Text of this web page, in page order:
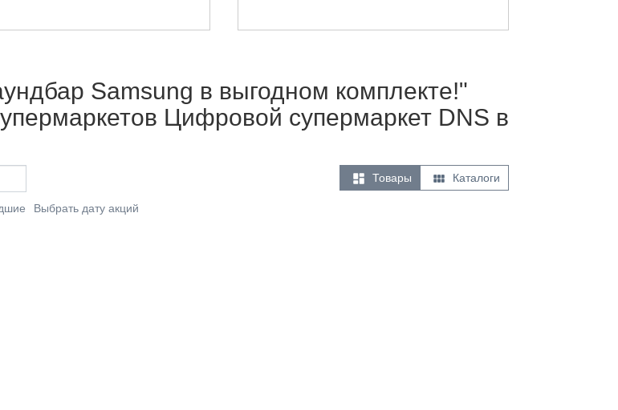
Samsung в выгодном комплекте!"
Цифровой супермаркет DNS в
 Товары  Каталоги
Выбрать дату акций